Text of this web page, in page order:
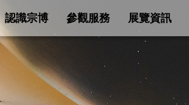
認識宗博 參觀服務 展覽資訊